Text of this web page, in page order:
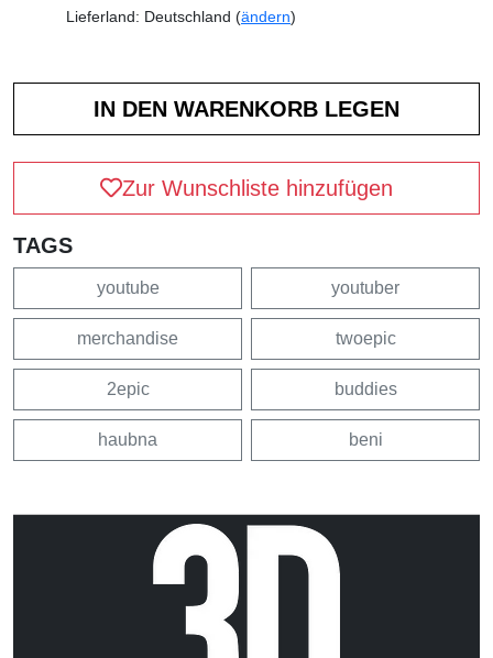
Lieferland: Deutschland (ändern)
Zur Wunschliste hinzufügen
TAGS
youtube youtuber
merchandise twoepic
2epic buddies
haubna beni